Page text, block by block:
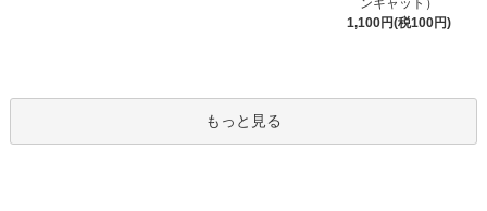
1,100円(税100円)
もっと見る